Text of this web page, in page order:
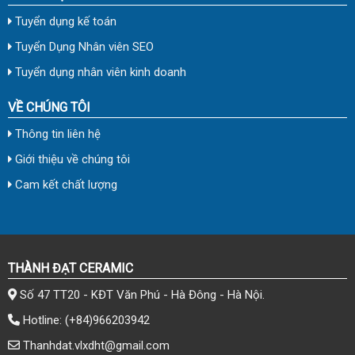
Tuyển dụng kế toán
Tuyển Dụng Nhân viên SEO
Tuyển dụng nhân viên kinh doanh
VỀ CHÚNG TÔI
Thông tin liên hệ
Giới thiệu về chúng tôi
Cam kết chất lượng
THÀNH ĐẠT CERAMIC
Số 47 TT20 - KĐT Văn Phú - Hà Đông - Hà Nội.
Hotline: (+84)966203942
Thanhdat.vlxdht@gmail.com